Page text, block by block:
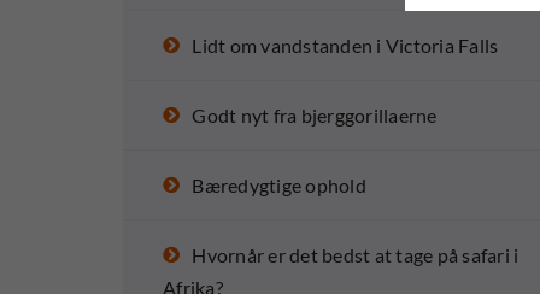
Lidt om vandstanden i Victoria Falls
Godt nyt fra bjerggorillaerne
Bæredygtige ophold
Hvornår er det bedst at tage på safari i
Afrika?